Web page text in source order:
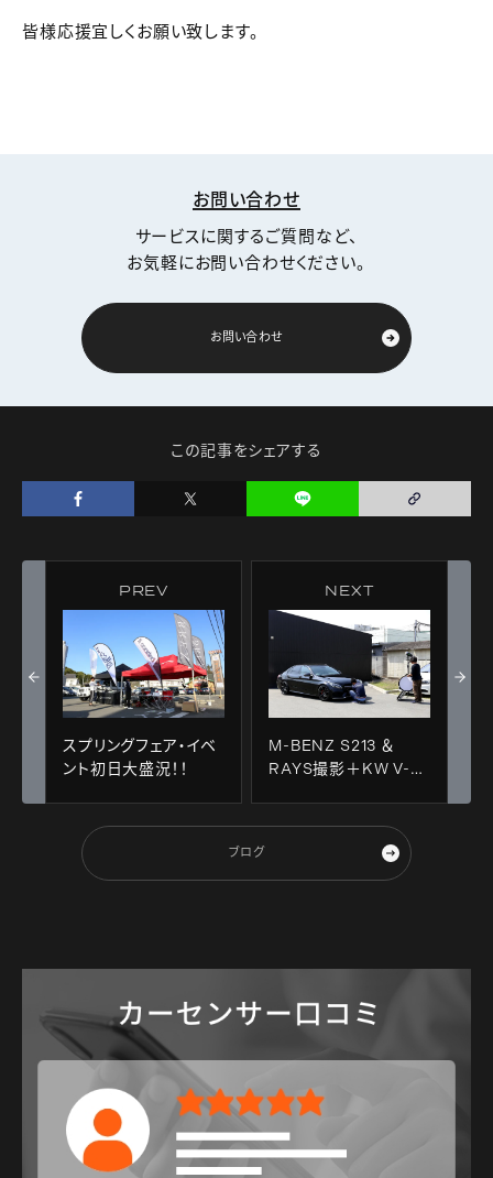
皆様応援宜しくお願い致します。
お問い合わせ
サービスに関するご質問など、
お気軽にお問い合わせください。
お問い合わせ
この記事をシェアする
PREV
スプリングフェア・イベ
ント初日大盛況！！
NEXT
M-BENZ S213 ＆
RAYS撮影＋KW V-3
ブログ